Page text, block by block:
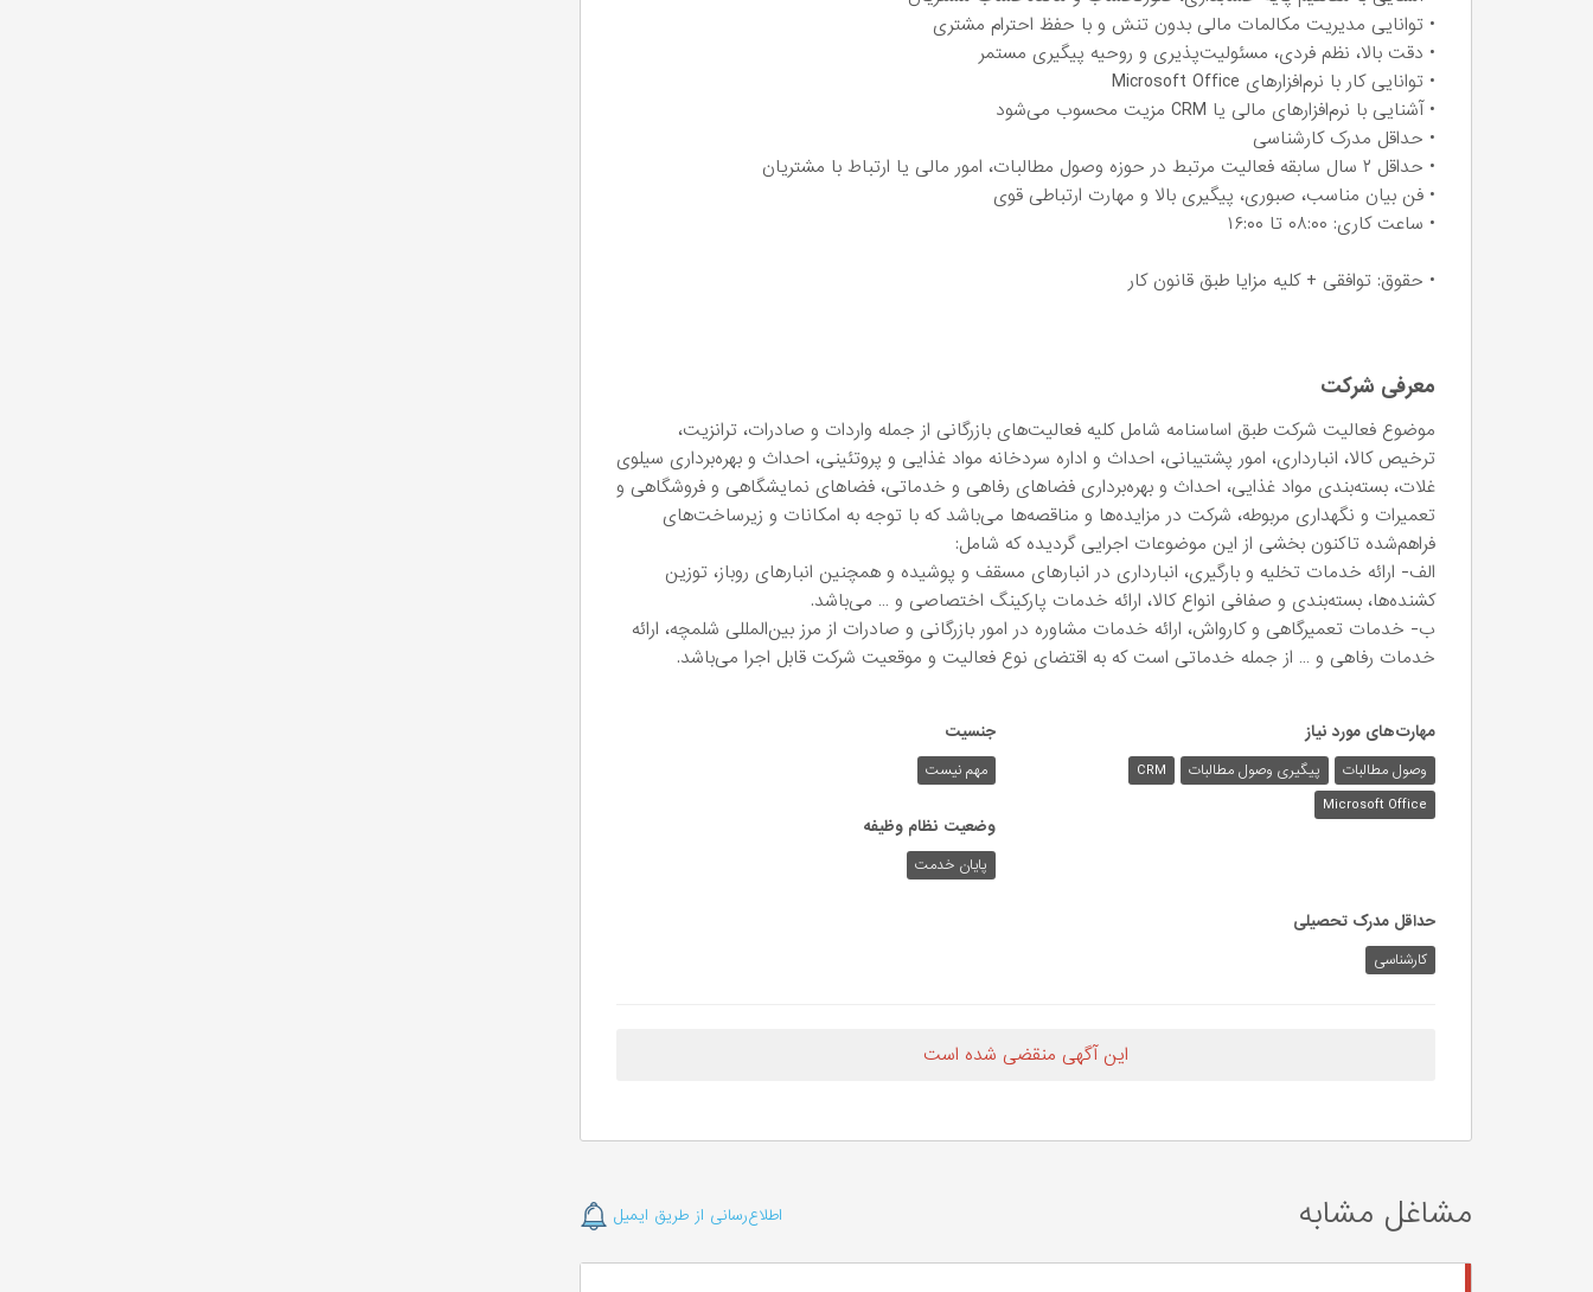
• توانایی مدیریت مکالمات مالی بدون تنش و با حفظ احترام مشتری
• دقت بالا، نظم فردی، مسئولیت‌پذیری و روحیه پیگیری مستمر
• توانایی کار با نرم‌افزارهای Microsoft Office
• آشنایی با نرم‌افزارهای مالی یا CRM مزیت محسوب می‌شود
• حداقل مدرک کارشناسی
• حداقل ۲ سال سابقه فعالیت مرتبط در حوزه وصول مطالبات، امور مالی یا ارتباط با مشتریان
• فن بیان مناسب، صبوری، پیگیری بالا و مهارت ارتباطی قوی
• ساعت کاری: ۰۸:۰۰ تا ۱۶:۰۰
• حقوق: توافقی + کلیه مزایا طبق قانون کار
معرفی شرکت
موضوع فعالیت شرکت طبق اساسنامه شامل کلیه فعالیت‌های بازرگانی از جمله واردات و صادرات، ترانزیت،
ترخیص کالا، انبارداری، امور پشتیبانی، احداث و اداره سردخانه مواد غذایی و پروتئینی، احداث و بهره‌برداری سیلوی
غلات، بسته‌بندی مواد غذایی، احداث و بهره‌برداری فضاهای رفاهی و خدماتی، فضاهای نمایشگاهی و فروشگاهی و
تعمیرات و نگهداری مربوطه، شرکت در مزایده‌ها و مناقصه‌ها می‌باشد که با توجه به امکانات و زیرساخت‌های
فراهم‌شده تاکنون بخشی از این موضوعات اجرایی گردیده که شامل:
الف- ارائه خدمات تخلیه و بارگیری، انبارداری در انبارهای مسقف و پوشیده و همچنین انبارهای روباز، توزین
کشنده‌ها، بسته‌بندی و صفافی انواع کالا، ارائه خدمات پارکینگ اختصاصی و … می‌باشد.
ب- خدمات تعمیرگاهی و کارواش، ارائه خدمات مشاوره در امور بازرگانی و صادرات از مرز بین‌المللی شلمچه، ارائه
خدمات رفاهی و … از جمله خدماتی است که به اقتضای نوع فعالیت و موقعیت شرکت قابل اجرا می‌باشد.
مهارت‌های مورد نیاز
وصول مطالبات پیگیری وصول مطالبات
CRM
Microsoft Office
جنسیت
مهم نیست
وضعیت نظام وظیفه
پایان خدمت
حداقل مدرک تحصیلی
کارشناسی
این آگهی منقضی شده است
مشاغل مشابه اطلاع‌رسانی از طریق ایمیل